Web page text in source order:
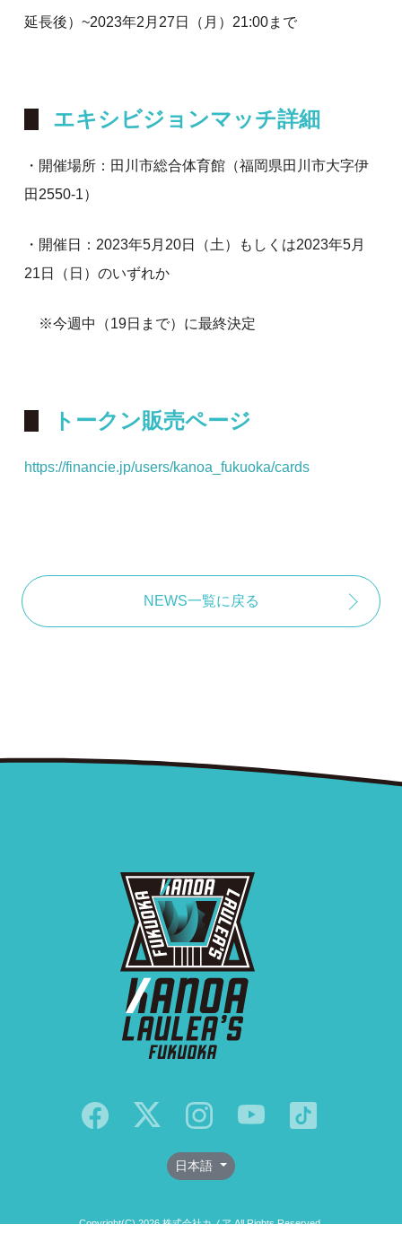
延長後）~2023年2月27日（月）21:00まで
エキシビジョンマッチ詳細
・開催場所：田川市総合体育館（福岡県田川市大字伊
田2550-1）
・開催日：2023年5月20日（土）もしくは2023年5月
21日（日）のいずれか
※今週中（19日まで）に最終決定
トークン販売ページ
https://financie.jp/users/kanoa_fukuoka/cards
NEWS一覧に戻る
日本語
Copyright(C) 2026 株式会社カノア All Rights Reserved.